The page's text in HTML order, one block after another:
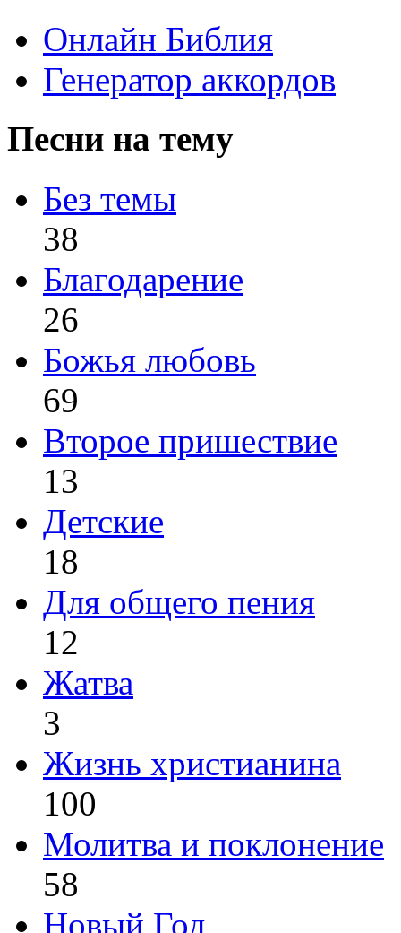
Онлайн Библия
Генератор аккордов
Песни на тему
Без темы
38
Благодарение
26
Божья любовь
69
Второе пришествие
13
Детские
18
Для общего пения
12
Жатва
3
Жизнь христианина
100
Молитва и поклонение
58
Новый Год